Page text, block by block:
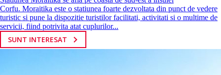
Corfu. Moraitika este o statiunea foarte dezvoltata din punct de vedere
turistic si pune la dispozitie turistilor facilitati, activitati si o multime de
servicii, fiind potrivita atat cuplurilor...
SUNT INTERESAT